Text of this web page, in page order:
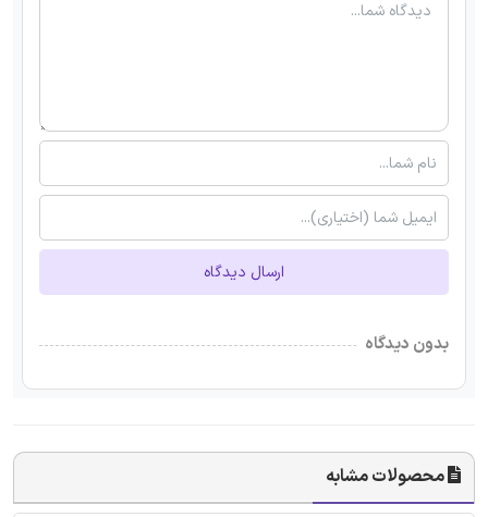
ارسال دیدگاه
بدون دیدگاه
محصولات مشابه